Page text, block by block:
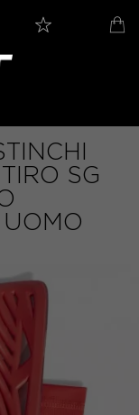
SG